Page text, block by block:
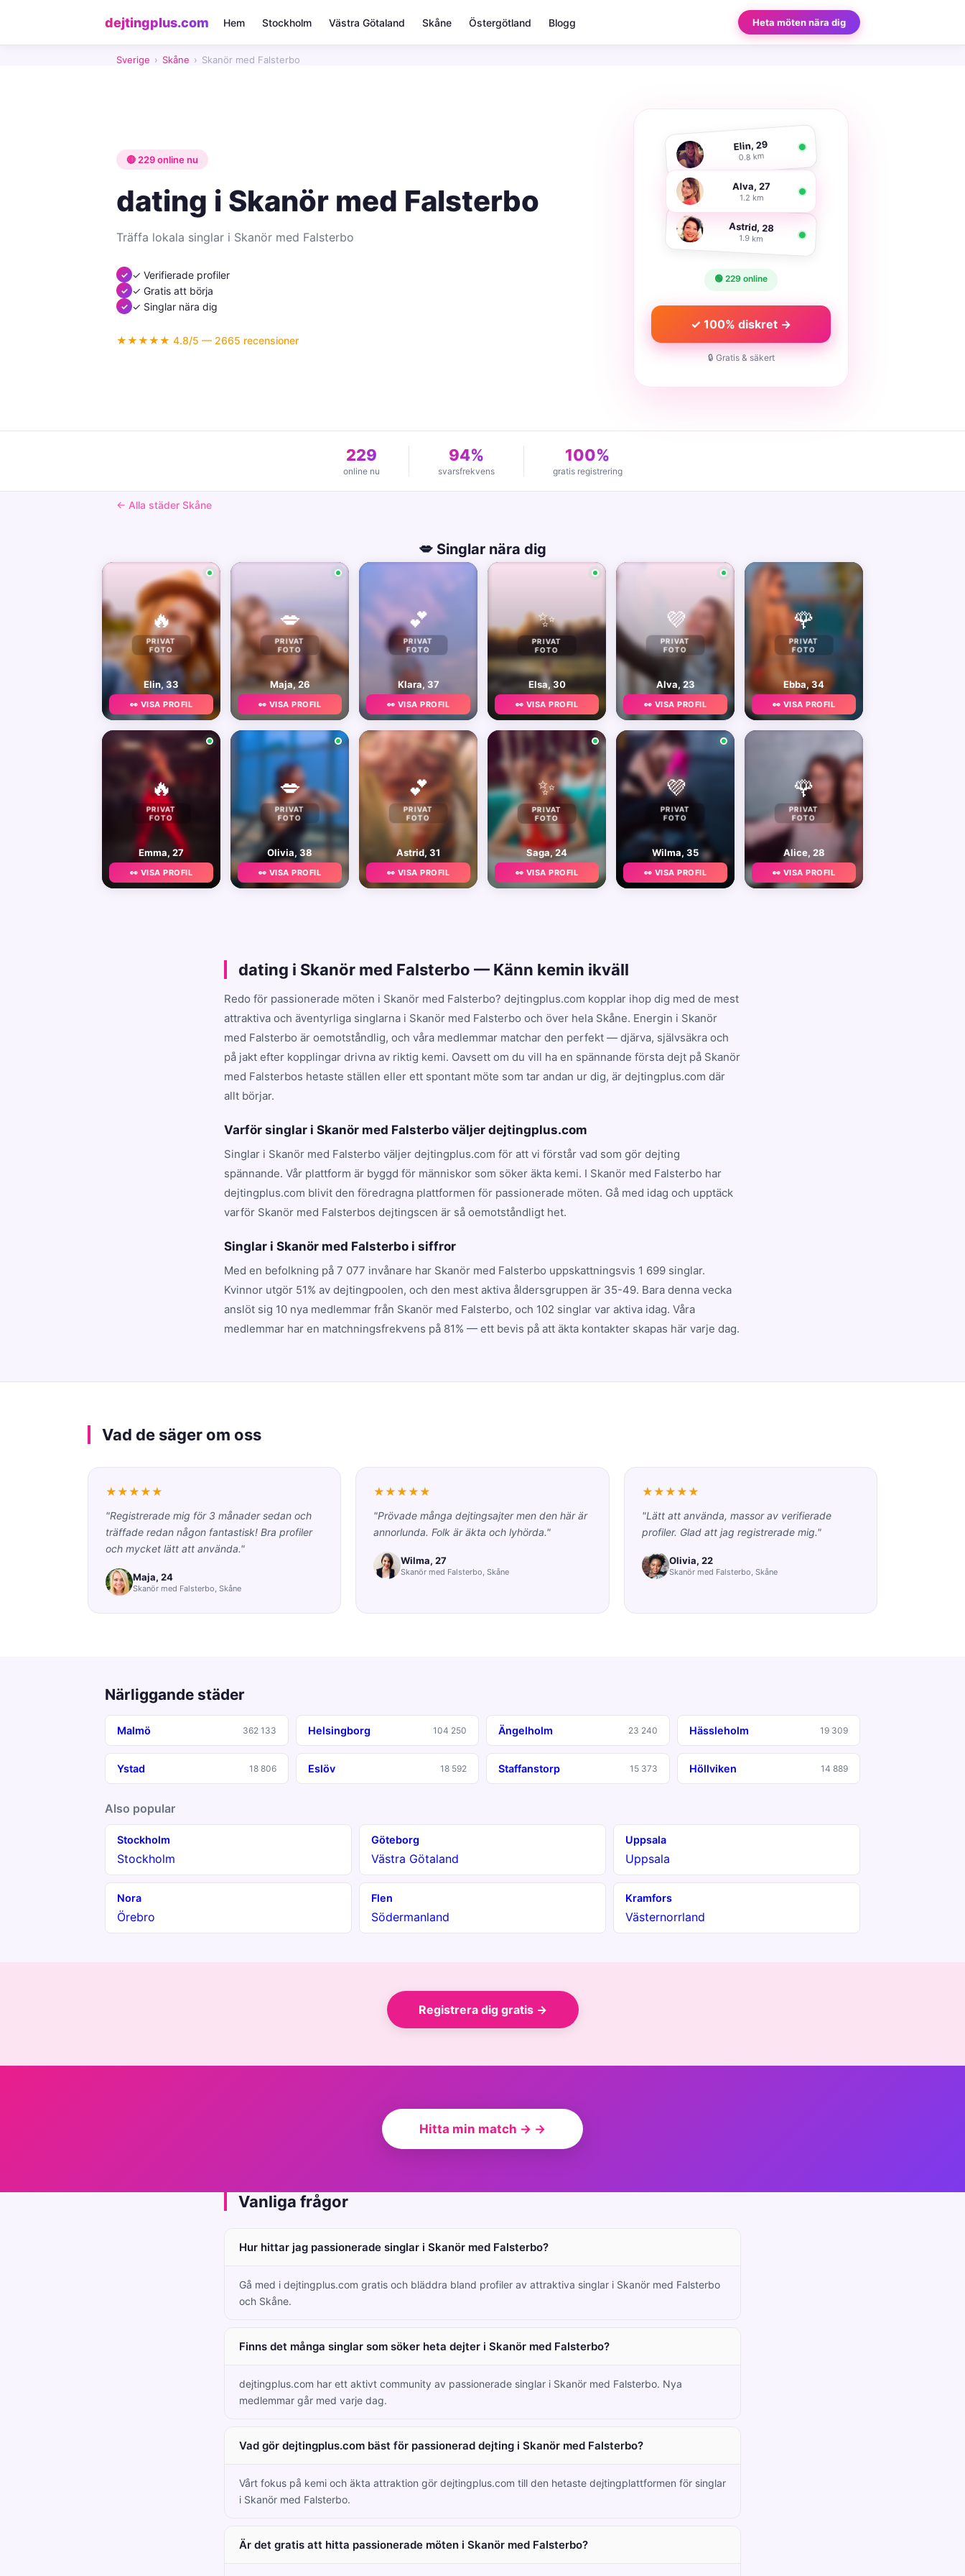
dejtingplus.com Hem Stockholm Västra Götaland Skåne Östergötland Blogg Heta möten nära dig
Sverige › Skåne › Skanör med Falsterbo
🔴 229 online nu
dating i Skanör med Falsterbo
Träffa lokala singlar i Skanör med Falsterbo
✓ Verifierade profiler
✓ Gratis att börja
✓ Singlar nära dig
★★★★★ 4.8/5 — 2665 recensioner
Elin, 29
0.8 km
Alva, 27
1.2 km
Astrid, 28
1.9 km
🟢 229 online
✓ 100% diskret →
🔒 Gratis & säkert
229
online nu
94%
svarsfrekvens
100%
gratis registrering
← Alla städer Skåne
💋 Singlar nära dig
🔥
PRIVAT
FOTO
Elin, 33
👀 VISA PROFIL
💋
PRIVAT
FOTO
Maja, 26
👀 VISA PROFIL
💕
PRIVAT
FOTO
Klara, 37
👀 VISA PROFIL
✨
PRIVAT
FOTO
Elsa, 30
👀 VISA PROFIL
💜
PRIVAT
FOTO
Alva, 23
👀 VISA PROFIL
🌹
PRIVAT
FOTO
Ebba, 34
👀 VISA PROFIL
🔥
PRIVAT
FOTO
Emma, 27
👀 VISA PROFIL
💋
PRIVAT
FOTO
Olivia, 38
👀 VISA PROFIL
💕
PRIVAT
FOTO
Astrid, 31
👀 VISA PROFIL
✨
PRIVAT
FOTO
Saga, 24
👀 VISA PROFIL
💜
PRIVAT
FOTO
Wilma, 35
👀 VISA PROFIL
🌹
PRIVAT
FOTO
Alice, 28
👀 VISA PROFIL
dating i Skanör med Falsterbo — Känn kemin ikväll
Redo för passionerade möten i Skanör med Falsterbo? dejtingplus.com kopplar ihop dig med de mest
attraktiva och äventyrliga singlarna i Skanör med Falsterbo och över hela Skåne. Energin i Skanör
med Falsterbo är oemotståndlig, och våra medlemmar matchar den perfekt — djärva, självsäkra och
på jakt efter kopplingar drivna av riktig kemi. Oavsett om du vill ha en spännande första dejt på Skanör
med Falsterbos hetaste ställen eller ett spontant möte som tar andan ur dig, är dejtingplus.com där
allt börjar.
Varför singlar i Skanör med Falsterbo väljer dejtingplus.com
Singlar i Skanör med Falsterbo väljer dejtingplus.com för att vi förstår vad som gör dejting
spännande. Vår plattform är byggd för människor som söker äkta kemi. I Skanör med Falsterbo har
dejtingplus.com blivit den föredragna plattformen för passionerade möten. Gå med idag och upptäck
varför Skanör med Falsterbos dejtingscen är så oemotståndligt het.
Singlar i Skanör med Falsterbo i siffror
Med en befolkning på 7 077 invånare har Skanör med Falsterbo uppskattningsvis 1 699 singlar.
Kvinnor utgör 51% av dejtingpoolen, och den mest aktiva åldersgruppen är 35-49. Bara denna vecka
anslöt sig 10 nya medlemmar från Skanör med Falsterbo, och 102 singlar var aktiva idag. Våra
medlemmar har en matchningsfrekvens på 81% — ett bevis på att äkta kontakter skapas här varje dag.
Vad de säger om oss
★★★★★
"Registrerade mig för 3 månader sedan och
träffade redan någon fantastisk! Bra profiler
och mycket lätt att använda."
Maja, 24
Skanör med Falsterbo, Skåne
★★★★★
"Prövade många dejtingsajter men den här är
annorlunda. Folk är äkta och lyhörda."
Wilma, 27
Skanör med Falsterbo, Skåne
★★★★★
"Lätt att använda, massor av verifierade
profiler. Glad att jag registrerade mig."
Olivia, 22
Skanör med Falsterbo, Skåne
Närliggande städer
Malmö 362 133 Helsingborg 104 250 Ängelholm 23 240 Hässleholm 19 309
Ystad 18 806 Eslöv 18 592 Staffanstorp 15 373 Höllviken 14 889
Also popular
Stockholm
Stockholm
Göteborg
Västra Götaland
Uppsala
Uppsala
Nora
Örebro
Flen
Södermanland
Kramfors
Västernorrland
Registrera dig gratis →
Hitta min match → →
Vanliga frågor
Hur hittar jag passionerade singlar i Skanör med Falsterbo?
Gå med i dejtingplus.com gratis och bläddra bland profiler av attraktiva singlar i Skanör med Falsterbo
och Skåne.
Finns det många singlar som söker heta dejter i Skanör med Falsterbo?
dejtingplus.com har ett aktivt community av passionerade singlar i Skanör med Falsterbo. Nya
medlemmar går med varje dag.
Vad gör dejtingplus.com bäst för passionerad dejting i Skanör med Falsterbo?
Vårt fokus på kemi och äkta attraktion gör dejtingplus.com till den hetaste dejtingplattformen för singlar
i Skanör med Falsterbo.
Är det gratis att hitta passionerade möten i Skanör med Falsterbo?